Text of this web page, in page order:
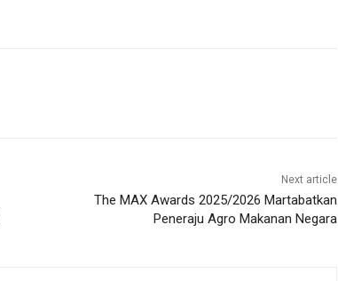
Next article
The MAX Awards 2025/2026 Martabatkan
Peneraju Agro Makanan Negara